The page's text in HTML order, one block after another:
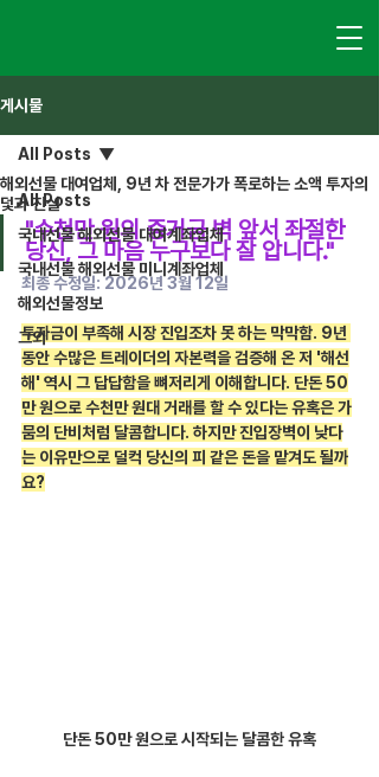
게시물
All Posts
국내선물 해외선물 대여계좌업체
국내선물 해외선물 미니계좌업체
해외선물정보
그외
All Posts
해외선물 대여업체, 9년 차 전문가가 폭로하는 소액 투자의
덫과 진실
"수천만 원의 증거금 벽 앞서 좌절한
당신, 그 마음 누구보다 잘 압니다."
최종 수정일: 2026년 3월 12일
투자금이 부족해 시장 진입조차 못 하는 막막함. 9년
동안 수많은 트레이더의 자본력을 검증해 온 저 '해선
해' 역시 그 답답함을 뼈저리게 이해합니다. 단돈 50
만 원으로 수천만 원대 거래를 할 수 있다는 유혹은 가
뭄의 단비처럼 달콤합니다. 하지만 진입장벽이 낮다
는 이유만으로 덜컥 당신의 피 같은 돈을 맡겨도 될까
요?
단돈 50만 원으로 시작되는 달콤한 유혹